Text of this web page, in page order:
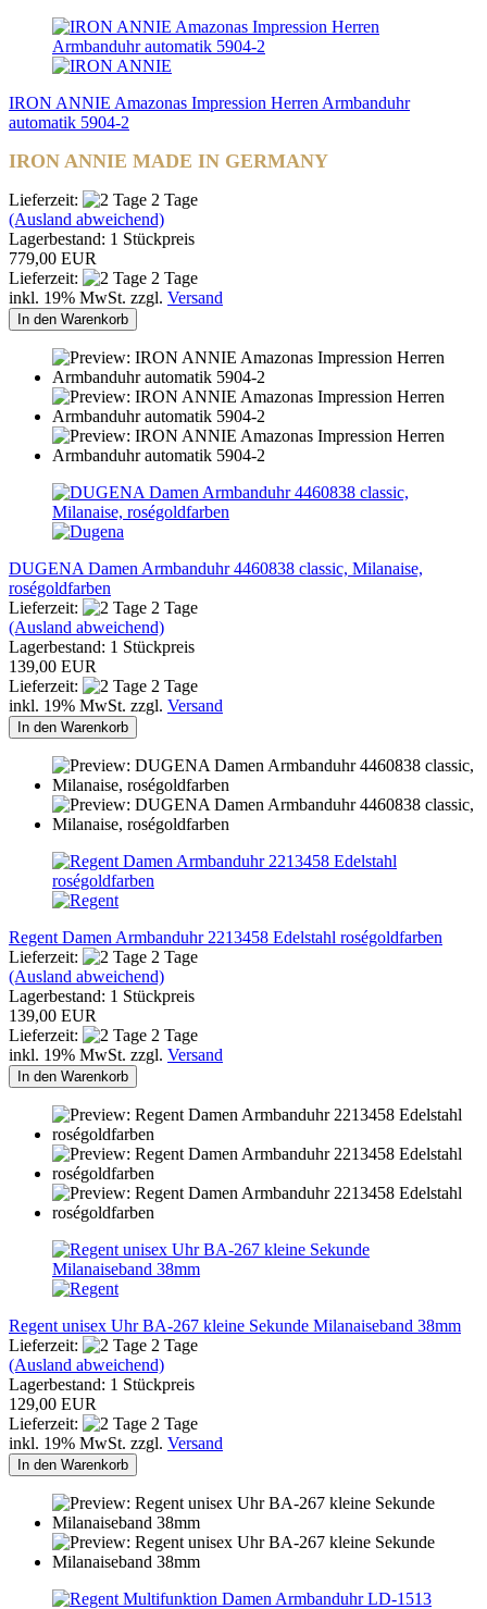
IRON ANNIE Amazonas Impression Herren Armbanduhr
automatik 5904-2
IRON ANNIE MADE IN GERMANY
Lieferzeit:
2 Tage
(Ausland abweichend)
Lagerbestand: 1 Stückpreis
779,00 EUR
Lieferzeit:
2 Tage
inkl. 19% MwSt. zzgl. Versand
In den Warenkorb
DUGENA Damen Armbanduhr 4460838 classic, Milanaise,
roségoldfarben
Lieferzeit:
2 Tage
(Ausland abweichend)
Lagerbestand: 1 Stückpreis
139,00 EUR
Lieferzeit:
2 Tage
inkl. 19% MwSt. zzgl. Versand
In den Warenkorb
Regent Damen Armbanduhr 2213458 Edelstahl roségoldfarben
Lieferzeit:
2 Tage
(Ausland abweichend)
Lagerbestand: 1 Stückpreis
139,00 EUR
Lieferzeit:
2 Tage
inkl. 19% MwSt. zzgl. Versand
In den Warenkorb
Regent unisex Uhr BA-267 kleine Sekunde Milanaiseband 38mm
Lieferzeit:
2 Tage
(Ausland abweichend)
Lagerbestand: 1 Stückpreis
129,00 EUR
Lieferzeit:
2 Tage
inkl. 19% MwSt. zzgl. Versand
In den Warenkorb